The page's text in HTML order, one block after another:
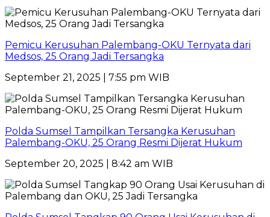
Pemicu Kerusuhan Palembang-OKU Ternyata dari
Medsos, 25 Orang Jadi Tersangka
September 21, 2025 | 7:55 pm WIB
Polda Sumsel Tampilkan Tersangka Kerusuhan
Palembang-OKU, 25 Orang Resmi Dijerat Hukum
September 20, 2025 | 8:42 am WIB